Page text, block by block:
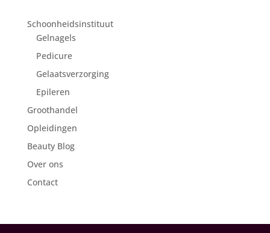
Schoonheidsinstituut
Gelnagels
Pedicure
Gelaatsverzorging
Epileren
Groothandel
Opleidingen
Beauty Blog
Over ons
Contact